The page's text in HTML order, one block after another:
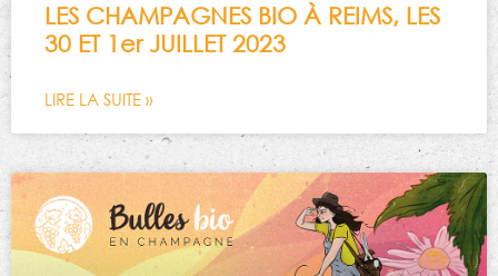
LES CHAMPAGNES BIO À REIMS, LES
30 ET 1er JUILLET 2023
LIRE LA SUITE »